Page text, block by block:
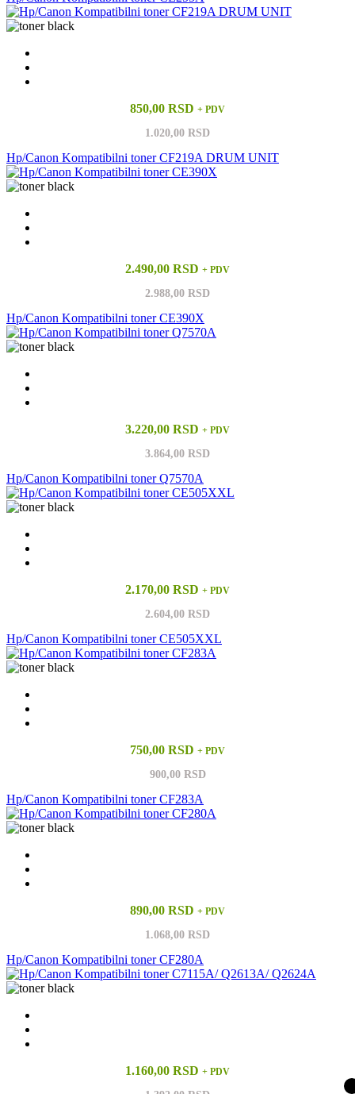
850,00 RSD + PDV
1.020,00 RSD
Hp/Canon Kompatibilni toner CF219A DRUM UNIT
2.490,00 RSD + PDV
2.988,00 RSD
Hp/Canon Kompatibilni toner CE390X
3.220,00 RSD + PDV
3.864,00 RSD
Hp/Canon Kompatibilni toner Q7570A
2.170,00 RSD + PDV
2.604,00 RSD
Hp/Canon Kompatibilni toner CE505XXL
750,00 RSD + PDV
900,00 RSD
Hp/Canon Kompatibilni toner CF283A
890,00 RSD + PDV
1.068,00 RSD
Hp/Canon Kompatibilni toner CF280A
1.160,00 RSD + PDV